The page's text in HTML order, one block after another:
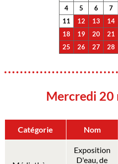
4
5 6 7
11
12 13 14
18
19 20 21
25
26 27 28
Mercredi 20
Catégorie Nom
Exposition
D'eau, de